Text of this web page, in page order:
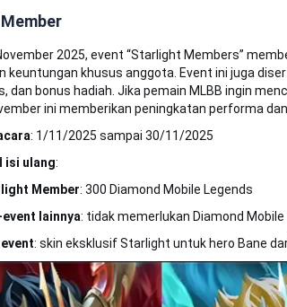
2025, event “Starlight Members”
keuntungan khusus anggota. Event ini juga
dan bonus hadiah. Jika pemain MLBB ingin
ini memberikan peningkatan performa
: 1/11/2025 sampai 30/11/2025
isi ulang:
Member: 300 Diamond Mobile Legends
event lainnya: tidak memerlukan Diamond Mobile
: skin eksklusif Starlight untuk hero Bane